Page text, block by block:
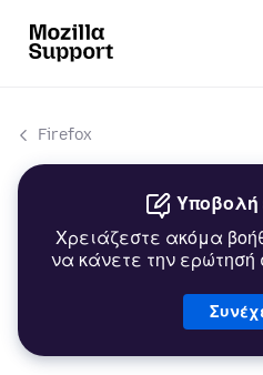
Firefox
Υποβολή
Χρειάζεστε ακόμα
να κάνετε την